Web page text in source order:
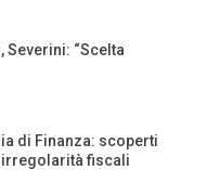
“Scelta
di Finanza: scoperti
irregolarità fiscali